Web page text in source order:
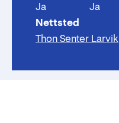
Ja
Ja
Nettsted
Thon Senter Larvik